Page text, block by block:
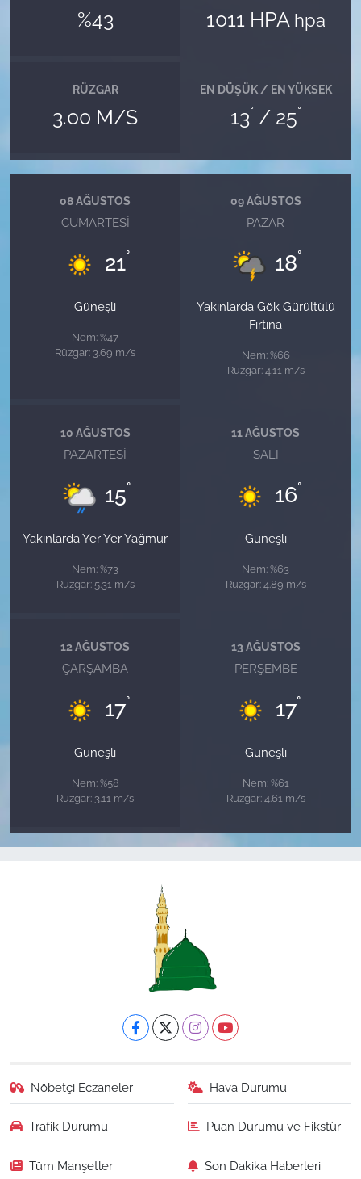
%43 1011 HPA hpa
RÜZGAR
3.00 M/S
EN DÜŞÜK / EN YÜKSEK
13° / 25°
08 AĞUSTOS
CUMARTESI
21°
Güneşli
Nem: %47
Rüzgar: 3.69 m/s
09 AĞUSTOS
PAZAR
18°
Yakınlarda Gök Gürültülü
Fırtına
Nem: %66
Rüzgar: 4.11 m/s
10 AĞUSTOS
PAZARTESI
15°
Yakınlarda Yer Yer Yağmur
Nem: %73
Rüzgar: 5.31 m/s
11 AĞUSTOS
SALI
16°
Güneşli
Nem: %63
Rüzgar: 4.89 m/s
12 AĞUSTOS
ÇARŞAMBA
17°
Güneşli
Nem: %58
Rüzgar: 3.11 m/s
13 AĞUSTOS
PERŞEMBE
17°
Güneşli
Nem: %61
Rüzgar: 4.61 m/s
Nöbetçi Eczaneler Hava Durumu
Trafik Durumu Puan Durumu ve Fikstür
Tüm Manşetler Son Dakika Haberleri